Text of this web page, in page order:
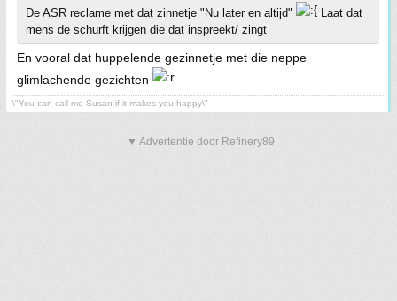
De ASR reclame met dat zinnetje "Nu later en altijd"
Laat dat
mens de schurft krijgen die dat inspreekt/ zingt
En vooral dat huppelende gezinnetje met die neppe
glimlachende gezichten
\"You can call me Susan if it makes you happy\"
▼ Advertentie door Refinery89